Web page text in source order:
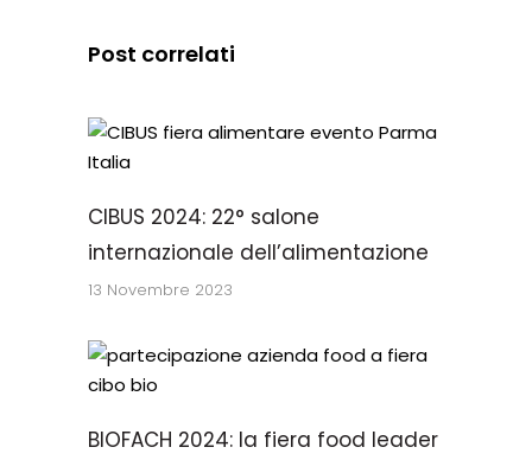
Post correlati
CIBUS 2024: 22° salone
internazionale dell’alimentazione
13 Novembre 2023
BIOFACH 2024: la fiera food leader